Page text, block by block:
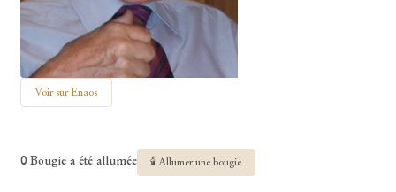
Voir sur Enaos
0 Bougie a été allumée 🕯 Allumer une bougie